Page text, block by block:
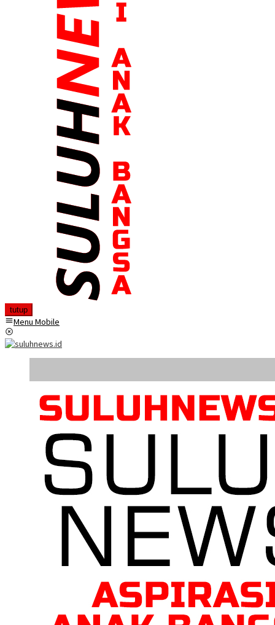
tutup
Menu Mobile